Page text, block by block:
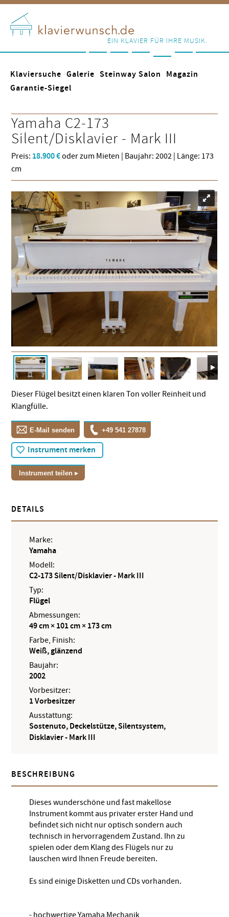
EIN KLAVIER FÜR IHRE MUSIK.
Klaviersuche Galerie Steinway Salon
Magazin
Garantie-Siegel
Yamaha C2-173
Silent/Disklavier - Mark III
Preis: 18.900 €oder zum Mieten | Baujahr: 2002 | Länge: 173
cm
Dieser Flügel besitzt einen klaren Ton voller Reinheit und
Klangfülle.
E-Mail senden +49 541 27878
Instrument merken
Instrument teilen
DETAILS
Marke:
Yamaha
Modell:
C2-173 Silent/Disklavier - Mark III
Typ:
Flügel
Abmessungen:
49 cm × 101 cm × 173 cm
Farbe, Finish:
Weiß, glänzend
Baujahr:
2002
Vorbesitzer:
1 Vorbesitzer
Ausstattung:
Sostenuto, Deckelstütze, Silentsystem,
Disklavier - Mark III
BESCHREIBUNG
Dieses wunderschöne und fast makellose
Instrument kommt aus privater erster Hand und
befindet sich nicht nur optisch sondern auch
technisch in hervorragendem Zustand. Ihn zu
spielen oder dem Klang des Flügels nur zu
lauschen wird Ihnen Freude bereiten.
Es sind einige Disketten und CDs vorhanden.
- hochwertige Yamaha Mechanik